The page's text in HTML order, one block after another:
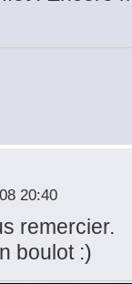
20:40
remercier.
boulot :)